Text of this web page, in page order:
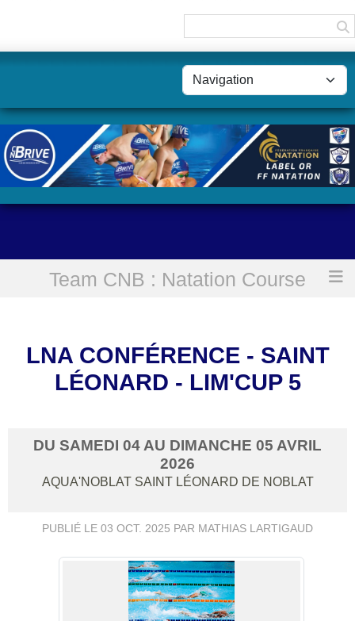
Team CNB : Natation Course
LNA Conférence - Saint Léonard - Lim'Cup 5
LNA CONFÉRENCE - SAINT
LÉONARD - LIM'CUP 5
DU SAMEDI 04 AU DIMANCHE 05 AVRIL
2026
AQUA'NOBLAT SAINT LÉONARD DE NOBLAT
PUBLIÉ LE 03 OCT. 2025 PAR MATHIAS LARTIGAUD